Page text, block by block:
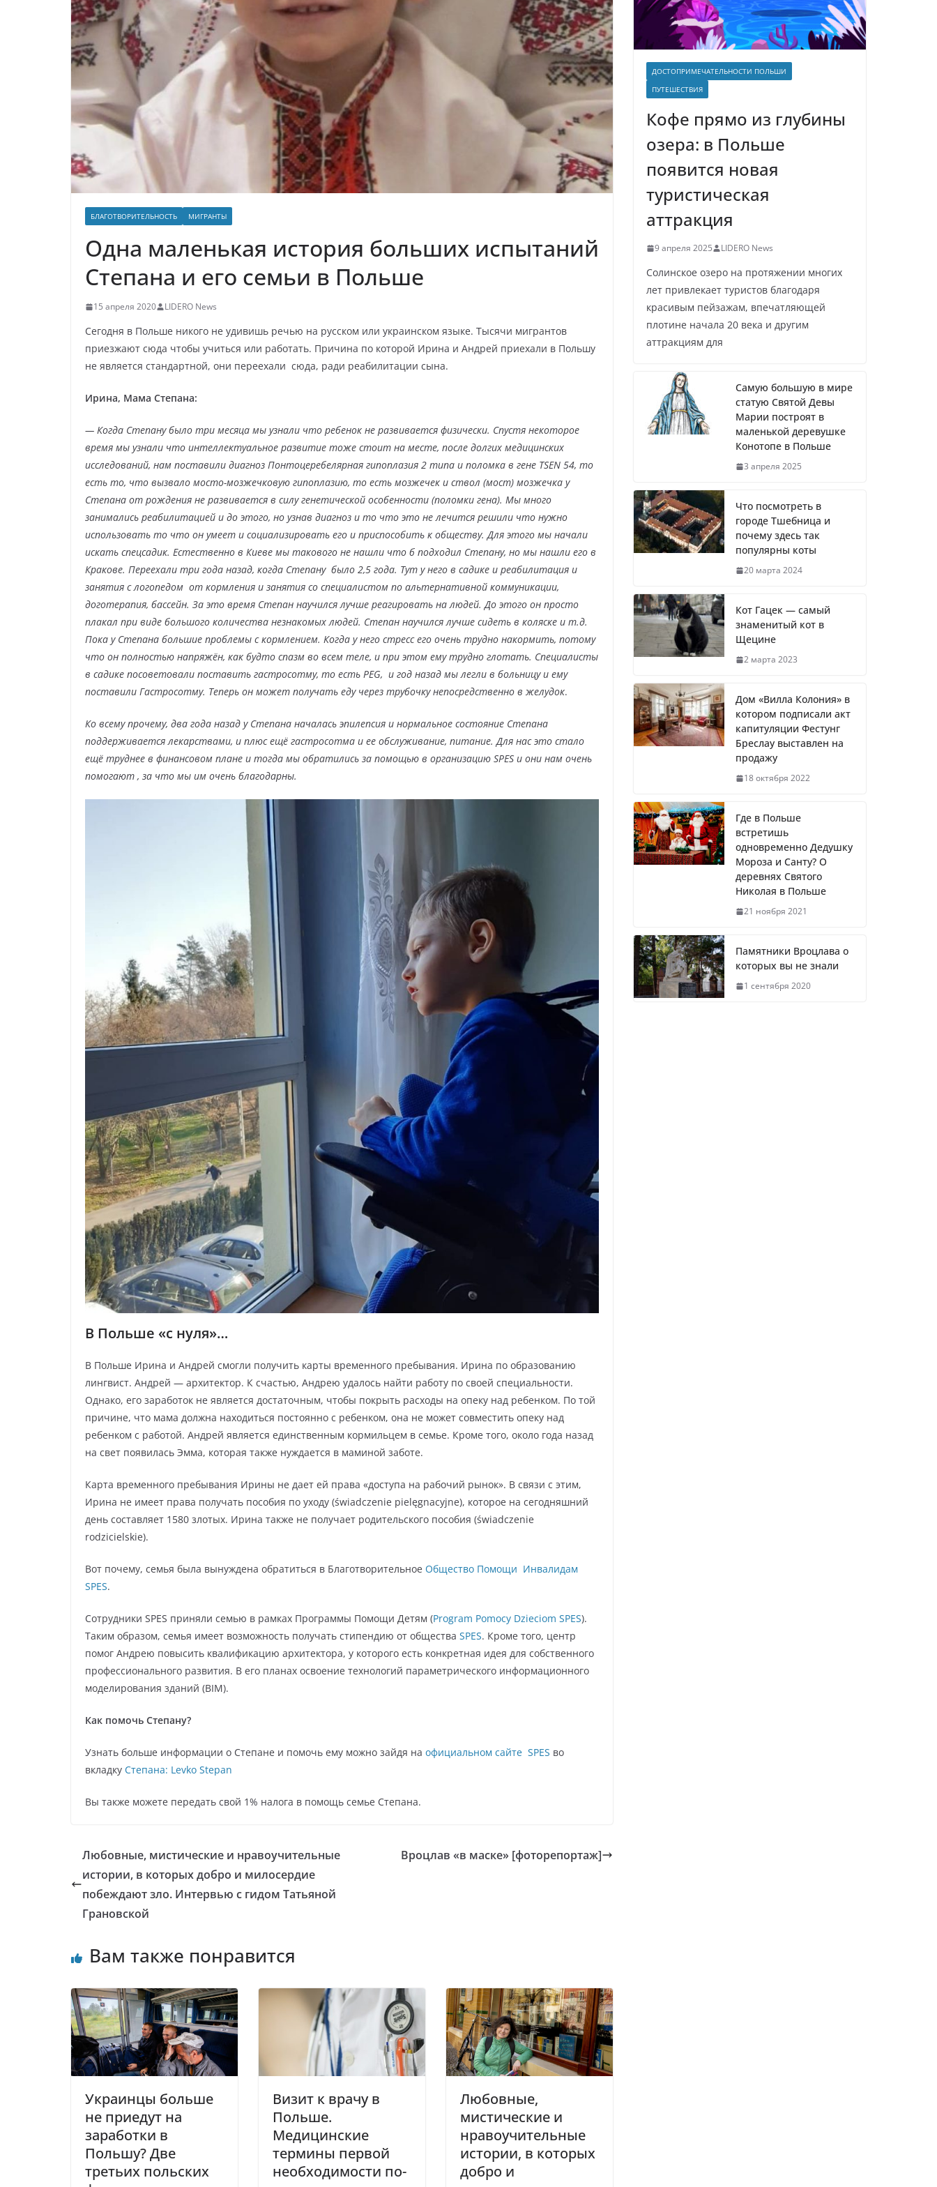
БЛАГОТВОРИТЕЛЬНОСТЬ МИГРАНТЫ
Одна маленькая история больших испытаний
Степана и его семьи в Польше
15 апреля 2020 LIDERO News
Сегодня в Польше никого не удивишь речью на русском или украинском языке. Тысячи мигрантов
приезжают сюда чтобы учиться или работать. Причина по которой Ирина и Андрей приехали в Польшу
не является стандартной, они переехали сюда, ради реабилитации сына.
Ирина, Мама Степана:
— Когда Степану было три месяца мы узнали что ребенок не развивается физически. Спустя некоторое
время мы узнали что интеллектуальное развитие тоже стоит на месте, после долгих медицинских
исследований, нам поставили диагноз Понтоцеребелярная гипоплазия 2 типа и поломка в гене TSEN 54, то
есть то, что вызвало мосто-мозжечковую гипоплазию, то есть мозжечек и ствол (мост) мозжечка у
Степана от рождения не развивается в силу генетической особенности (поломки гена). Мы много
занимались реабилитацией и до этого, но узнав диагноз и то что это не лечится решили что нужно
использовать то что он умеет и социализировать его и приспособить к обществу. Для этого мы начали
искать спецсадик. Естественно в Киеве мы такового не нашли что б подходил Степану, но мы нашли его в
Кракове. Переехали три года назад, когда Степану было 2,5 года. Тут у него в садике и реабилитация и
занятия с логопедом от кормления и занятия со специалистом по альтернативной коммуникации,
доготерапия, бассейн. За это время Степан научился лучше реагировать на людей. До этого он просто
плакал при виде большого количества незнакомых людей. Степан научился лучше сидеть в коляске и т.д.
Пока у Степана большие проблемы с кормлением. Когда у него стресс его очень трудно накормить, потому
что он полностью напряжён, как будто спазм во всем теле, и при этом ему трудно глотать. Специалисты
в садике посоветовали поставить гастросотму, то есть PEG, и год назад мы легли в больницу и ему
поставили Гастросотму. Теперь он может получать еду через трубочку непосредственно в желудок.
Ко всему прочему, два года назад у Степана началась эпилепсия и нормальное состояние Степана
поддерживается лекарствами, и плюс ещё гастросотма и ее обслуживание, питание. Для нас это стало
ещё труднее в финансовом плане и тогда мы обратились за помощью в организацию SPES и они нам очень
помогают , за что мы им очень благодарны.
В Польше «с нуля»…
В Польше Ирина и Андрей смогли получить карты временного пребывания. Ирина по образованию
лингвист. Андрей — архитектор. К счастью, Андрею удалось найти работу по своей специальности.
Однако, его заработок не является достаточным, чтобы покрыть расходы на опеку над ребенком. По той
причине, что мама должна находиться постоянно с ребенком, она не может совместить опеку над
ребенком с работой. Андрей является единственным кормильцем в семье. Кроме того, около года назад
на свет появилась Эмма, которая также нуждается в маминой заботе.
Карта временного пребывания Ирины не дает ей права «доступа на рабочий рынок». В связи с этим,
Ирина не имеет права получать пособия по уходу (świadczenie pielęgnacyjne), которое на сегодняшний
день составляет 1580 злотых. Ирина также не получает родительского пособия (świadczenie
rodzicielskie).
Вот почему, семья была вынуждена обратиться в Благотворительное Общество Помощи Инвалидам
SPES.
Сотрудники SPES приняли семью в рамках Программы Помощи Детям (Program Pomocy Dzieciom SPES).
Таким образом, семья имеет возможность получать стипендию от общества SPES. Кроме того, центр
помог Андрею повысить квалификацию архитектора, у которого есть конкретная идея для собственного
профессионального развития. В его планах освоение технологий параметрического информационного
моделирования зданий (BIM).
Как помочь Степану?
Узнать больше информации о Степане и помочь ему можно зайдя на официальном сайте SPES во
вкладку Степана: Levko Stepan
Вы также можете передать свой 1% налога в помощь семье Степана.
Любовные, мистические и нравоучительные
истории, в которых добро и милосердие
побеждают зло. Интервью с гидом Татьяной
Грановской
Вроцлав «в маске» [фоторепортаж]
Вам также понравится
Украинцы больше
не приедут на
заработки в
Польшу? Две
третьих польских
Визит к врачу в
Польше.
Медицинские
термины первой
необходимости по-
Любовные,
мистические и
нравоучительные
истории, в которых
добро и
ДОСТОПРИМЕЧАТЕЛЬНОСТИ ПОЛЬШИ
ПУТЕШЕСТВИЯ
Кофе прямо из глубины
озера: в Польше
появится новая
туристическая
аттракция
9 апреля 2025 LIDERO News
Солинское озеро на протяжении многих
лет привлекает туристов благодаря
красивым пейзажам, впечатляющей
плотине начала 20 века и другим
аттракциям для
Самую большую в мире
статую Святой Девы
Марии построят в
маленькой деревушке
Конотопе в Польше
3 апреля 2025
Что посмотреть в
городе Тшебница и
почему здесь так
популярны коты
20 марта 2024
Кот Гацек — самый
знаменитый кот в
Щецине
2 марта 2023
Дом «Вилла Колония» в
котором подписали акт
капитуляции Фестунг
Бреслау выставлен на
продажу
18 октября 2022
Где в Польше
встретишь
одновременно Дедушку
Мороза и Санту? О
деревнях Святого
Николая в Польше
21 ноября 2021
Памятники Вроцлава о
которых вы не знали
1 сентября 2020